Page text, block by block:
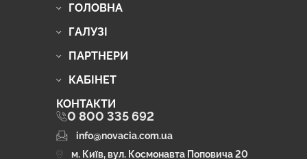
ГОЛОВНА
ГАЛУЗІ
ПАРТНЕРИ
КАБІНЕТ
КОНТАКТИ
0 800 335 692
info@novacia.com.ua
м. Київ, вул. Космонавта Поповича 20